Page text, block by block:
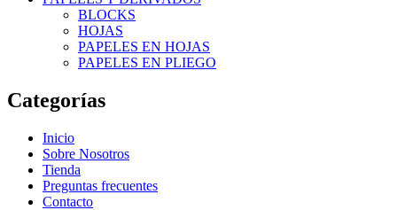
BLOCKS
HOJAS
PAPELES EN HOJAS
PAPELES EN PLIEGO
Categorías
Inicio
Sobre Nosotros
Tienda
Preguntas frecuentes
Contacto